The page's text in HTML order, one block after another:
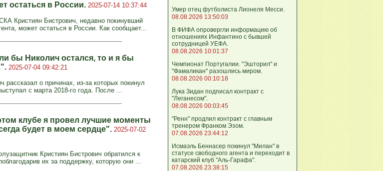
остаться в России. 2025-07-14 10:37:44
Кристиян Бистрович, недавно покинувший
может остаться в России. Как сообщает...
бы Николич остался, то и я бы
2025-07-04 09:42:21
рассказал о причинах, из-за которых покинул
с марта 2018-го года. После ...
клубе я провел лучшие моменты
будет в моем сердце". 2025-07-02
Кристиян Бистрович обратился к
их за поддержку, которую они ...
Умер отец футболиста Лионеля Месси.
08.08.2026 13:50:03
В ФИФА опровергли информацию об
отношениях Инфантино с бывшей
сотрудницей УЕФА.
08.08.2026 10:01:37
Чемпионат Португалии. "Эшторил" и
"Фамаликан" разошлись миром.
08.08.2026 00:10:18
Лука Зидан подписал контракт с
"Леганесом".
08.08.2026 00:03:45
"Ренн" продлил контракт с главным
тренером Франком Эзом.
07.08.2026 23:44:12
Исмаэль Беннасер покинул "Милан" в
статусе свободного агента и переходит в
катарский клуб "Аль-Гарафа".
07.08.2026 23:38:15